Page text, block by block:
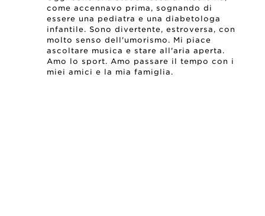
come accennavo prima, sognando di
essere una pediatra e una diabetologa
infantile. Sono divertente, estroversa, con
molto senso dell'umorismo. Mi piace
ascoltare musica e stare all'aria aperta.
Amo lo sport. Amo passare il tempo con i
miei amici e la mia famiglia.